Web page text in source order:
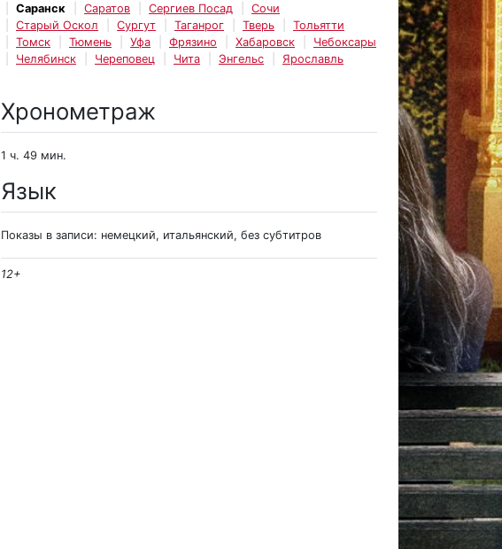
Саранск
Саратов Сергиев Посад
Сочи
Старый Оскол
Сургут Таганрог Тверь
Тольятти
Томск
Тюмень Уфа Фрязино Хабаровск
Чебоксары
Челябинск
Череповец Чита Энгельс Ярославль
Хронометраж
1 ч. 49 мин.
Язык
Показы в записи: немецкий, итальянский, без субтитров
12+